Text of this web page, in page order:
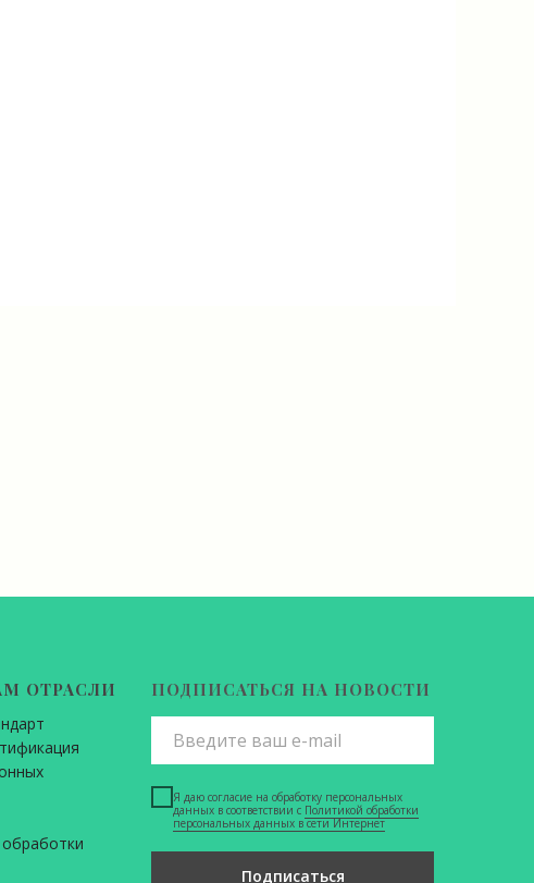
ОТРАСЛИ
Я даю согласие на обработку персональных
данных в соответствии с Политикой обработки
персональных данных в сети Интернет
Подписаться
ПОДПИСАТЬСЯ НА НОВОСТИ